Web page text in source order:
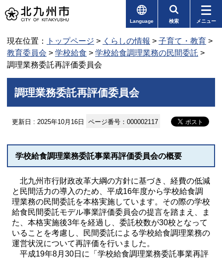
Language 検索 メニュー
現在位置： トップページ > くらしの情報 > 子育て・教育 >
教育委員会 > 学校給食 > 学校給食調理業務の民間委託 >
調理業務委託再評価委員会
調理業務委託再評価委員会
更新日 : 2025年10月16日 ページ番号：000002117
学校給食調理業務委託事業再評価委員会の概要
北九州市行財政改革大綱の方針に基づき、経費の低減
と民間活力の導入のため、平成16年度から学校給食調
理業務の民間委託を本格実施しています。その際の学校
給食民間委託モデル事業評価委員会の提言を踏まえ、ま
た、本格実施後3年を経過し、委託校数が30校となって
いることを考慮し、民間委託による学校給食調理業務の
運営状況について再評価を行いました。
平成19年8月30日に「学校給食調理業務委託事業再評